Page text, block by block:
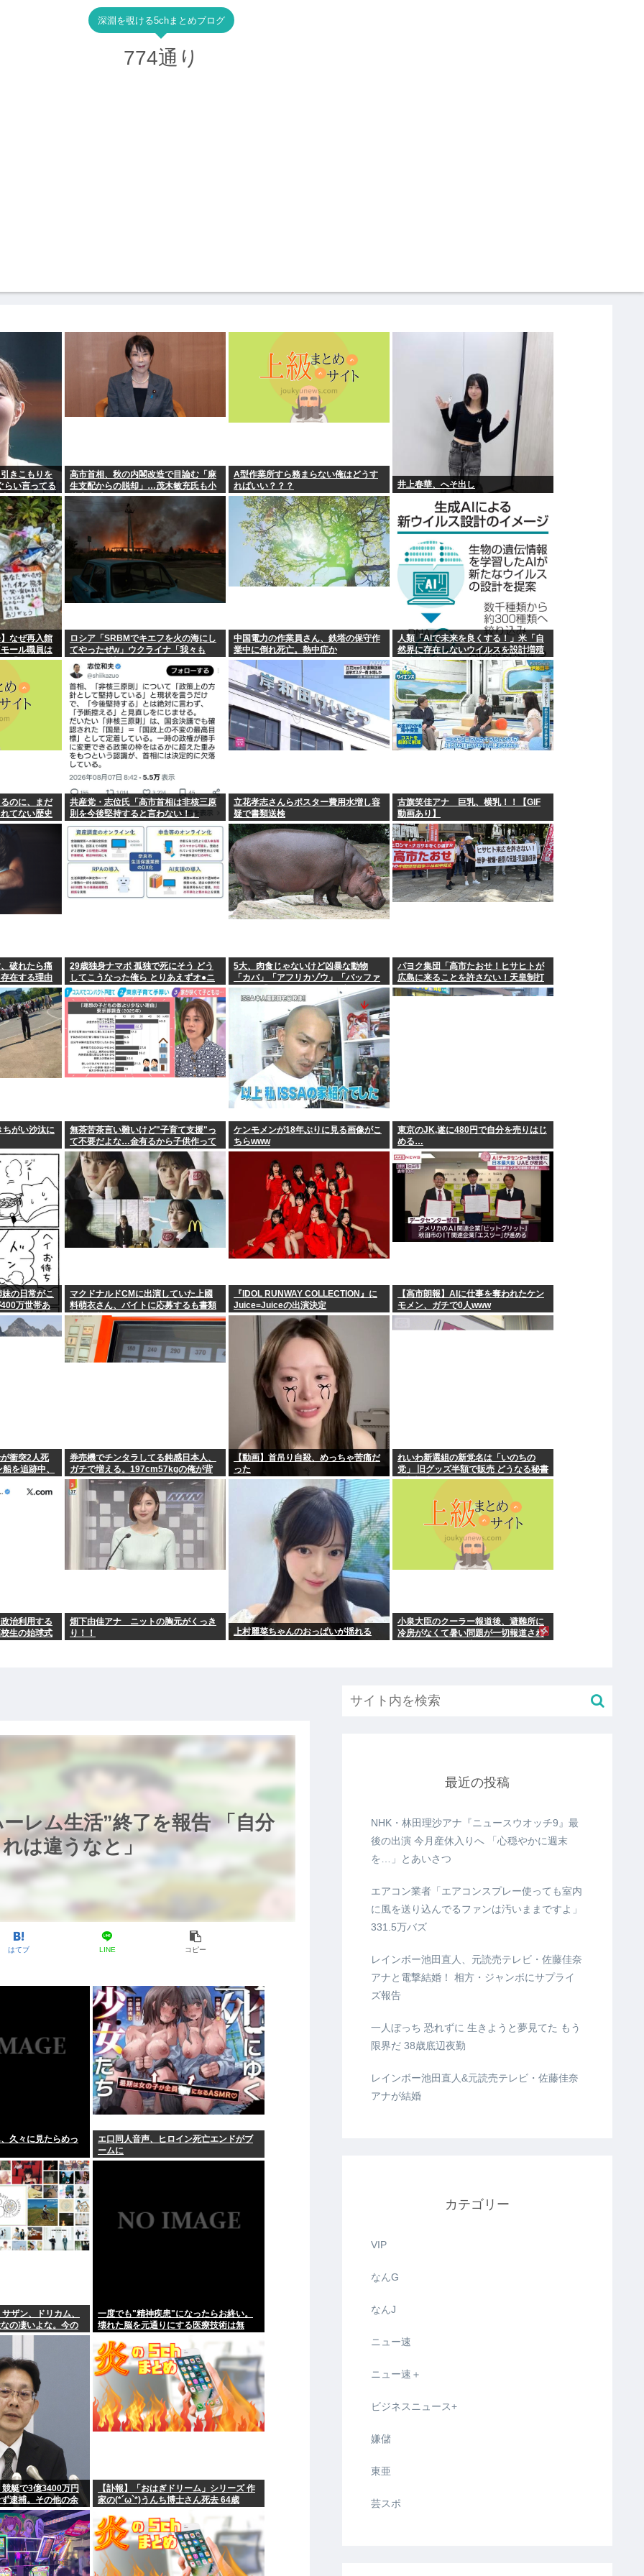
深淵を覗ける5chまとめブログ
774通り
きこもりを
らい言ってる
www
高市首相、秋の内閣改造で目論む「麻
生支配からの脱却」…茂木敏充氏も小
林鷹之氏もクビ
A型作業所すら務まらない俺はどうす
ればいい？？？
井上春華、へそ出し
なぜ再入館
ール職員は
「運用を徹
ロシア「SRBMでキエフを火の海にし
てやったぜw」ウクライナ「我々も
SRBMで反撃するぞ！」
中国電力の作業員さん、鉄塔の保守作
業中に倒れ死亡。熱中症か
人類「AIで未来を良くする！」米「自
然界に存在しないウイルスを設計増殖
に成功」技術が進む程自ら破滅要因を
増やす愚種
のに、まだ
てない歴史
共産党・志位氏「高市首相は非核三原
則を今後堅持すると言わない！」
立花孝志さんらポスター費用水増し容
疑で書類送検
古旗笑佳アナ 巨乳、横乳！！【GIF
動画あり】
破れたら痛
在する理由
29歳独身ナマポ 孤独で死にそう どう
してこうなった俺ら とりあえずオ●ニ
ーしてきた
5大、肉食じゃないけど凶暴な動物
「カバ」「アフリカゾウ」「バッファ
ロー」「コーカサスオオカブト」
パヨク集団「高市たおせ！ヒサヒトが
広島に来ることを許さない！天皇制打
倒！」
ちがい沙汰に
無茶苦茶言い難いけど"子育て支援"っ
て不要だよな…金有るから子供作って
る癖に更に政府からたんまり金貰う屑
だよ
ケンモメンが18年ぶりに見る画像がこ
ちらwww
東京のJK,遂に480円で自分を売りはじ
める…
の日常がこ
万世帯あ
マクドナルドCMに出演していた上國
料萌衣さん、バイトに応募するも書類
選考で落ちる
『IDOL RUNWAY COLLECTION』に
Juice=Juiceの出演決定
【高市朗報】AIに仕事を奪われたケン
モメン、ガチで0人www
衝突2人死
を追跡中、
券売機でチンタラしてる鈍感日本人、
ガチで増える。197cm57kgの俺が背
後5cmまで接近してるのに急ぎもしな
い件。
【動画】首吊り自殺、めっちゃ苦痛だ
った
れいわ新選組の新党名は「いのちの
党」 旧グッズ半額で販売 どうなる秘書
給与疑惑
治利用する
生の始球式
畑下由佳アナ ニットの胸元がくっき
り！！
上村麗菜ちゃんのおっぱいが揺れる
小泉大臣のクーラー報道後、避難所に
冷房がなくて暑い問題が一切報道され
レム生活”終了を報告 「自分
は違うなと」
はてブ LINE コピー
久々に見たらめっ
エ口同人音声、ヒロイン死亡エンドがブ
ームに
ザン、ドリカム、
の凄いよな。今の
るだろうか？」
一度でも"精神疾患"になったらお終い。
壊れた脳を元通りにする医療技術は無
艇で3億3400万円
逮捕。その他の余
【訃報】「おはぎドリーム」シリーズ 作
家の(*´ω`*)うんち博士さん死去 64歳
最近の投稿
NHK・林田理沙アナ『ニュースウオッチ9』最
後の出演 今月産休入りへ 「心穏やかに週末
を…」とあいさつ
エアコン業者「エアコンスプレー使っても室内
に風を送り込んでるファンは汚いままですよ」
331.5万バズ
レインボー池田直人、元読売テレビ・佐藤佳奈
アナと電撃結婚！ 相方・ジャンボにサプライ
ズ報告
一人ぼっち 恐れずに 生きようと夢見てた もう
限界だ 38歳底辺夜勤
レインボー池田直人&元読売テレビ・佐藤佳奈
アナが結婚
カテゴリー
VIP
なんG
なんJ
ニュー速
ニュー速＋
ビジネスニュース+
嫌儲
東亜
芸スポ